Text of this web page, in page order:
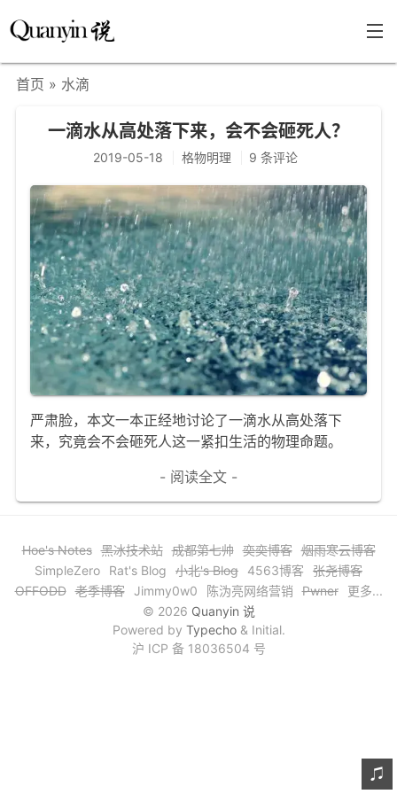
文章分类
学海泛舟
精华荟萃
福利共享
其他页面
关于
只言片语
文章归档
赞赏与支持
首页 » 水滴
一滴水从高处落下来，会不会砸死人？
2019-05-18 格物明理 9 条评论
严肃脸，本文一本正经地讨论了一滴水从高处落下
来，究竟会不会砸死人这一紧扣生活的物理命题。
- 阅读全文 -
Hoe's Notes 黑冰技术站 成都第七帅 奕奕博客 烟雨寒云博客
SimpleZero
Rat's Blog 小北's Blog 4563博客
张尧博客
OFFODD 老季博客 Jimmy0w0 陈沩亮网络营销 Pwner
更多...
© 2026 Quanyin 说
Powered by Typecho& Initial.
沪 ICP 备 18036504 号